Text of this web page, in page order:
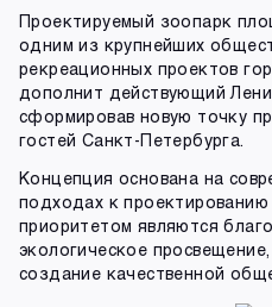
Проектируемый зоопарк
одним из крупнейших
рекреационных проектов
дополнит действующий
сформировав новую точку
гостей Санкт-Петербурга.
Концепция основана на
подходах к
приоритетом являются
экологическое
создание качественной